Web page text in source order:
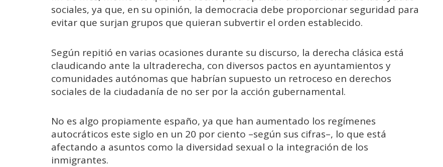
sociales, ya que, en su opinión, la democracia debe proporcionar seguridad para
evitar que surjan grupos que quieran subvertir el orden establecido.
Según repitió en varias ocasiones durante su discurso, la derecha clásica está
claudicando ante la ultraderecha, con diversos pactos en ayuntamientos y
comunidades autónomas que habrían supuesto un retroceso en derechos
sociales de la ciudadanía de no ser por la acción gubernamental.
No es algo propiamente españo, ya que han aumentado los regímenes
autocráticos este siglo en un 20 por ciento –según sus cifras–, lo que está
afectando a asuntos como la diversidad sexual o la integración de los
inmigrantes.